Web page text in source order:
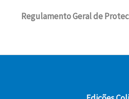
Regulamento Geral de